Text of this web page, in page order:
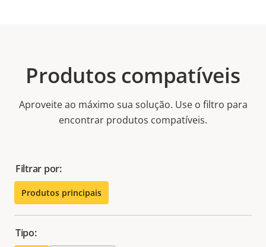
Produtos compatíveis
Aproveite ao máximo sua solução. Use o filtro para
encontrar produtos compatíveis.
Filtrar por:
Produtos principais
Tipo: